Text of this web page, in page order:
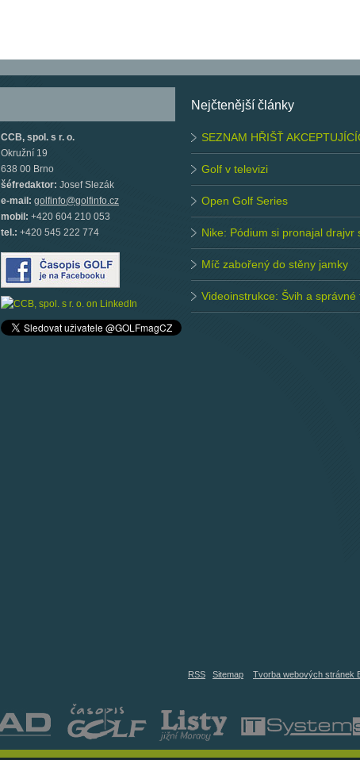
CCB, spol. s r. o.
Okružní 19
638 00 Brno
šéfredaktor: Josef Slezák
e-mail: golfinfo@golfinfo.cz
mobil: +420 604 210 053
tel.: +420 545 222 774
Nejčtenější články
SEZNAM HŘIŠŤ
Golf v televizi
Open Golf Series
Nike: Pódium si pronajal drajvr
Míč zabořený do stěny jamky
Videoinstrukce: Švih a správné
RSS Sitemap Tvorba webových stránek